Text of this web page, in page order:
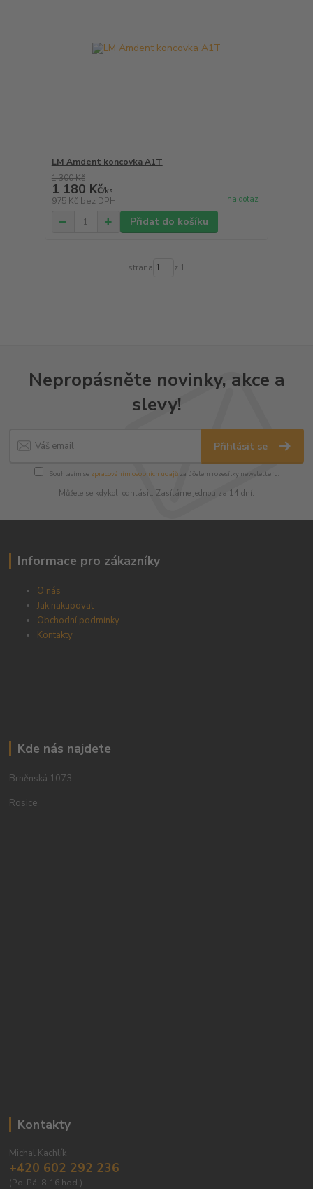
LM Amdent koncovka A1T
1 300 Kč
1 180 Kč/ks
975 Kč bez DPH na dotaz
Přidat do košíku
strana z 1
Nepropásněte novinky, akce a
slevy!
Přihlásit se
Souhlasím se zpracováním osobních údajůza účelem rozesílky newsletteru.
Můžete se kdykoli odhlásit. Zasíláme jednou za 14 dní.
Informace pro zákazníky
O nás
Jak nakupovat
Obchodní podmínky
Kontakty
Kde nás najdete
Brněnská 1073
Rosice
Kontakty
Michal Kachlík
+420 602 292 236
(Po-Pá, 8-16 hod.)